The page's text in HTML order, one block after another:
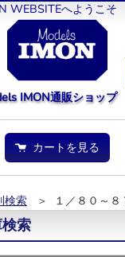
WEBSITEへようこそ
IMON通販ショップ
カートを見る
検索 ＞ １／８０～８
索